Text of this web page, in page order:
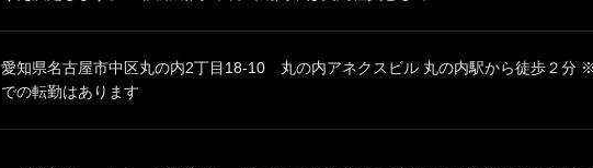
愛知県名古屋市中区丸の内2丁目18-10 丸の内アネクスビル 丸の内駅から徒歩２分
での転勤はあります